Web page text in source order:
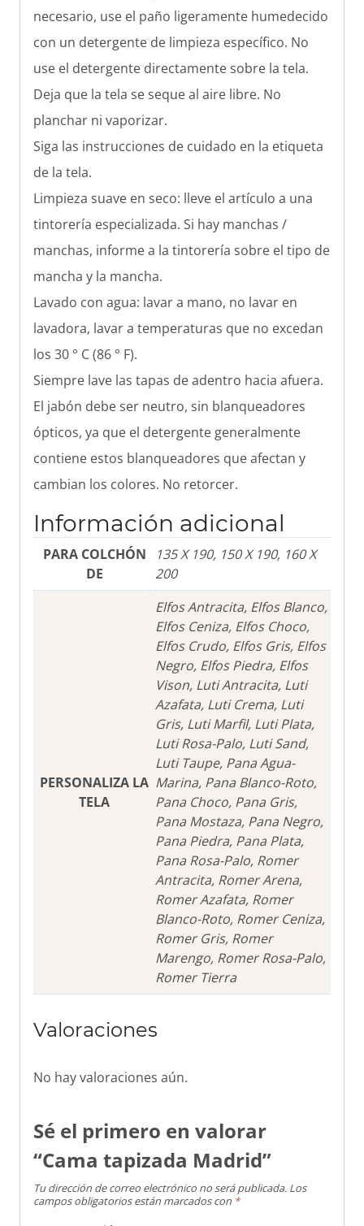
necesario, use el paño ligeramente humedecido
con un detergente de limpieza específico. No
use el detergente directamente sobre la tela.
Deja que la tela se seque al aire libre. No
planchar ni vaporizar.
Siga las instrucciones de cuidado en la etiqueta
de la tela.
Limpieza suave en seco: lleve el artículo a una
tintorería especializada. Si hay manchas /
manchas, informe a la tintorería sobre el tipo de
mancha y la mancha.
Lavado con agua: lavar a mano, no lavar en
lavadora, lavar a temperaturas que no excedan
los 30 ° C (86 ° F).
Siempre lave las tapas de adentro hacia afuera.
El jabón debe ser neutro, sin blanqueadores
ópticos, ya que el detergente generalmente
contiene estos blanqueadores que afectan y
cambian los colores. No retorcer.
Información adicional
PARA COLCHÓN
DE
135 X 190, 150 X 190, 160 X
200
PERSONALIZA LA
TELA
Elfos Antracita, Elfos Blanco,
Elfos Ceniza, Elfos Choco,
Elfos Crudo, Elfos Gris, Elfos
Negro, Elfos Piedra, Elfos
Vison, Luti Antracita, Luti
Azafata, Luti Crema, Luti
Gris, Luti Marfil, Luti Plata,
Luti Rosa-Palo, Luti Sand,
Luti Taupe, Pana Agua-
Marina, Pana Blanco-Roto,
Pana Choco, Pana Gris,
Pana Mostaza, Pana Negro,
Pana Piedra, Pana Plata,
Pana Rosa-Palo, Romer
Antracita, Romer Arena,
Romer Azafata, Romer
Blanco-Roto, Romer Ceniza,
Romer Gris, Romer
Marengo, Romer Rosa-Palo,
Romer Tierra
Valoraciones
No hay valoraciones aún.
Sé el primero en valorar
“Cama tapizada Madrid”
Tu dirección de correo electrónico no será publicada. Los
campos obligatorios están marcados con *